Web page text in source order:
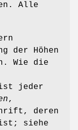
Alle
der Höhen
Wie die
ist jeder
,
deren
siehe